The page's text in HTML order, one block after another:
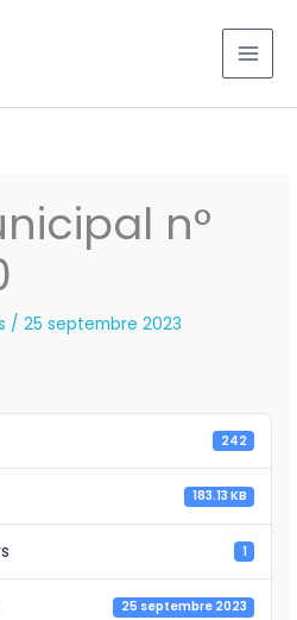
n°
/25 septembre 2023
242
183.13 KB
1
25 septembre 2023